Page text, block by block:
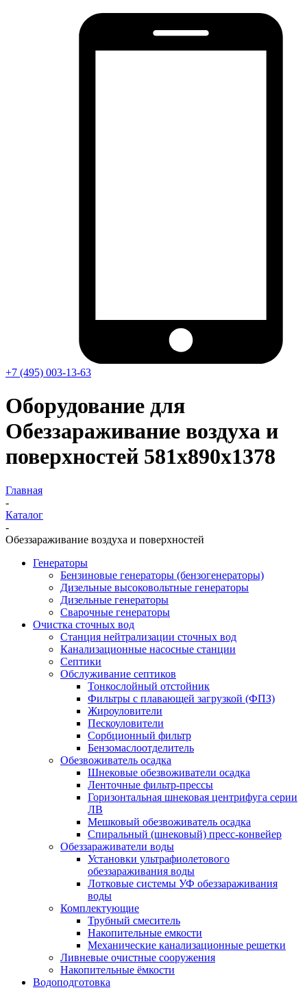
+7 (495) 003-13-63
Оборудование для
Обеззараживание воздуха и
поверхностей 581х890х1378
Главная
-
Каталог
-
Обеззараживание воздуха и поверхностей
Генераторы
Бензиновые генераторы (бензогенераторы)
Дизельные высоковольтные генераторы
Дизельные генераторы
Сварочные генераторы
Очистка сточных вод
Станция нейтрализации сточных вод
Канализационные насосные станции
Септики
Обслуживание септиков
Тонкослойный отстойник
Фильтры с плавающей загрузкой (ФПЗ)
Жироуловители
Пескоуловители
Сорбционный фильтр
Бензомаслоотделитель
Обезвоживатель осадка
Шнековые обезвоживатели осадка
Ленточные фильтр-прессы
Горизонтальная шнековая центрифуга серии
ЛВ
Мешковый обезвоживатель осадка
Спиральный (шнековый) пресс-конвейер
Обеззараживатели воды
Установки ультрафиолетового
обеззараживания воды
Лотковые системы УФ обеззараживания
воды
Комплектующие
Трубный смеситель
Накопительные емкости
Механические канализационные решетки
Ливневые очистные сооружения
Накопительные ёмкости
Водоподготовка